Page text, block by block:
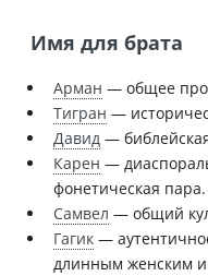
Имя для брата
Арман — общее
Тигран —
Давид —
Карен —
фонетическая пара.
Самвел — общий
Гагик —
длинным женским